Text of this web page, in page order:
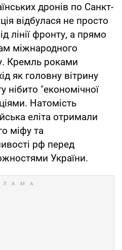
дронів по Санкт-
відбулася не просто
лінії фронту, а прямо
міжнародного
Кремль роками
як головну вітрину
нібито "економічної
Натомість
еліта отримали
міфу та
рф перед
України.